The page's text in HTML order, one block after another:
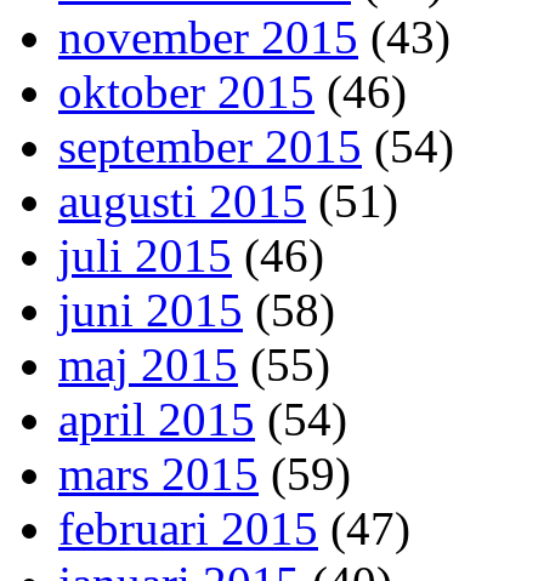
november 2015 (43)
oktober 2015 (46)
september 2015 (54)
augusti 2015 (51)
juli 2015 (46)
juni 2015 (58)
maj 2015 (55)
april 2015 (54)
mars 2015 (59)
februari 2015 (47)